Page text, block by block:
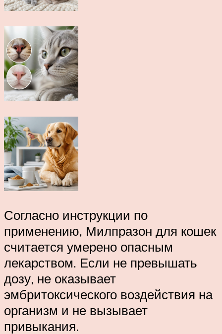
Согласно инструкции по
применению, Милпразон для кошек
считается умерено опасным
лекарством. Если не превышать
дозу, не оказывает
эмбритоксического воздействия на
организм и не вызывает
привыкания.